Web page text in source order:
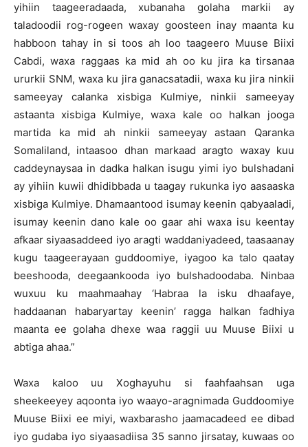
yihiin taageeradaada, xubanaha golaha markii ay
taladoodii rog-rogeen waxay goosteen inay maanta ku
habboon tahay in si toos ah loo taageero Muuse Biixi
Cabdi, waxa raggaas ka mid ah oo ku jira ka tirsanaa
ururkii SNM, waxa ku jira ganacsatadii, waxa ku jira ninkii
sameeyay calanka xisbiga Kulmiye, ninkii sameeyay
astaanta xisbiga Kulmiye, waxa kale oo halkan jooga
martida ka mid ah ninkii sameeyay astaan Qaranka
Somaliland, intaasoo dhan markaad aragto waxay kuu
caddeynaysaa in dadka halkan isugu yimi iyo bulshadani
ay yihiin kuwii dhidibbada u taagay rukunka iyo aasaaska
xisbiga Kulmiye. Dhamaantood isumay keenin qabyaaladi,
isumay keenin dano kale oo gaar ahi waxa isu keentay
afkaar siyaasaddeed iyo aragti waddaniyadeed, taasaanay
kugu taageerayaan guddoomiye, iyagoo ka talo qaatay
beeshooda, deegaankooda iyo bulshadoodaba. Ninbaa
wuxuu ku maahmaahay ‘Habraa la isku dhaafaye,
haddaanan habaryartay keenin’ ragga halkan fadhiya
maanta ee golaha dhexe waa raggii uu Muuse Biixi u
abtiga ahaa.”
Waxa kaloo uu Xoghayuhu si faahfaahsan uga
sheekeeyey aqoonta iyo waayo-aragnimada Guddoomiye
Muuse Biixi ee miyi, waxbarasho jaamacadeed ee dibad
iyo gudaba iyo siyaasadiisa 35 sanno jirsatay, kuwaas oo